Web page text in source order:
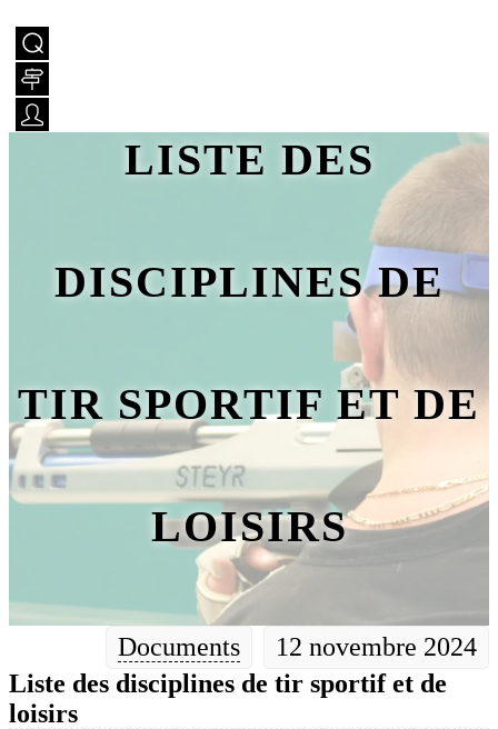
LISTE DES
DISCIPLINES DE
TIR SPORTIF ET DE
LOISIRS
12 novembre 2024
Documents
Liste des disciplines de tir sportif et de
loisirs